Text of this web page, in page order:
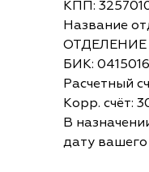
КПП:
Название
ОТДЕЛЕНИЕ
БИК:
Расчетный
Корр. счёт:
В
дату